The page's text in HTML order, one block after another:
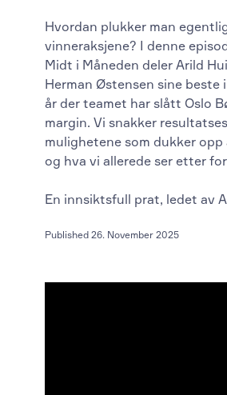
Hvordan plukker man
vinneraksjene? I denne
Midt i Måneden deler Arild
Herman Østensen sine beste
år der teamet har slått Oslo
margin. Vi snakker
mulighetene som dukker opp
og hva vi allerede ser etter
En innsiktsfull prat, ledet av
Published 26. November 2025